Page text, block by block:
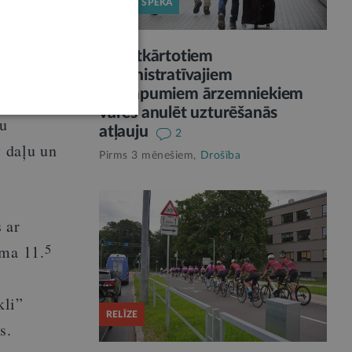
daļu un
ar
11.5
STĀJAS SPĒKĀ
Par atkārtotiem
administratīvajiem
pārkāpumiem ārzemniekiem
varēs anulēt uzturēšanās
atļauju
2
Pirms 3 mēnešiem, Drošība
RELĪZE